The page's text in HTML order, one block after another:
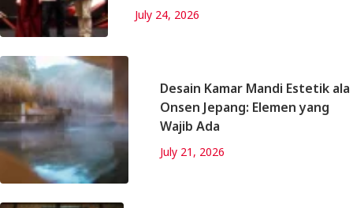
July 24, 2026
Desain Kamar Mandi Estetik ala
Onsen Jepang: Elemen yang
Wajib Ada
July 21, 2026